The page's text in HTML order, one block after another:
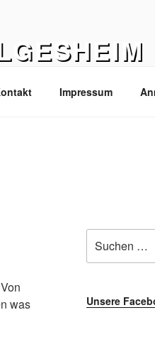
Impressum
was
nach:
Unsere